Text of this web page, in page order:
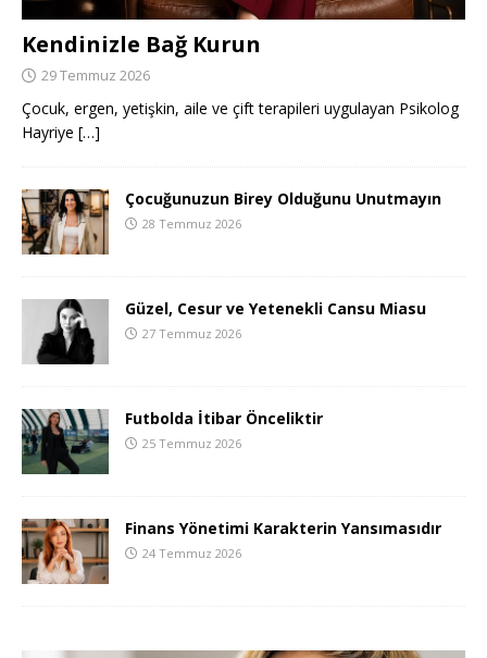
Kendinizle Bağ Kurun
29 Temmuz 2026
Çocuk, ergen, yetişkin, aile ve çift terapileri uygulayan Psikolog
Hayriye […]
Çocuğunuzun Birey Olduğunu Unutmayın
28 Temmuz 2026
Güzel, Cesur ve Yetenekli Cansu Miasu
27 Temmuz 2026
Futbolda İtibar Önceliktir
25 Temmuz 2026
Finans Yönetimi Karakterin Yansımasıdır
24 Temmuz 2026